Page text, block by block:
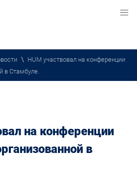
\ HUM участвовал на конференции
в Стамбуле.
на конференции
в